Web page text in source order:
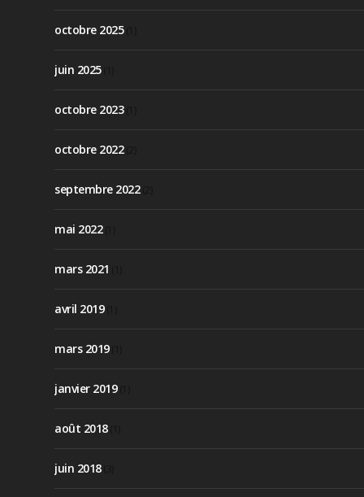
octobre 2025(1)
juin 2025(1)
octobre 2023(1)
octobre 2022(2)
septembre 2022(2)
mai 2022(1)
mars 2021
avril 2019(1)
mars 2019(1)
janvier 2019(1)
août 2018(1)
juin 2018(3)